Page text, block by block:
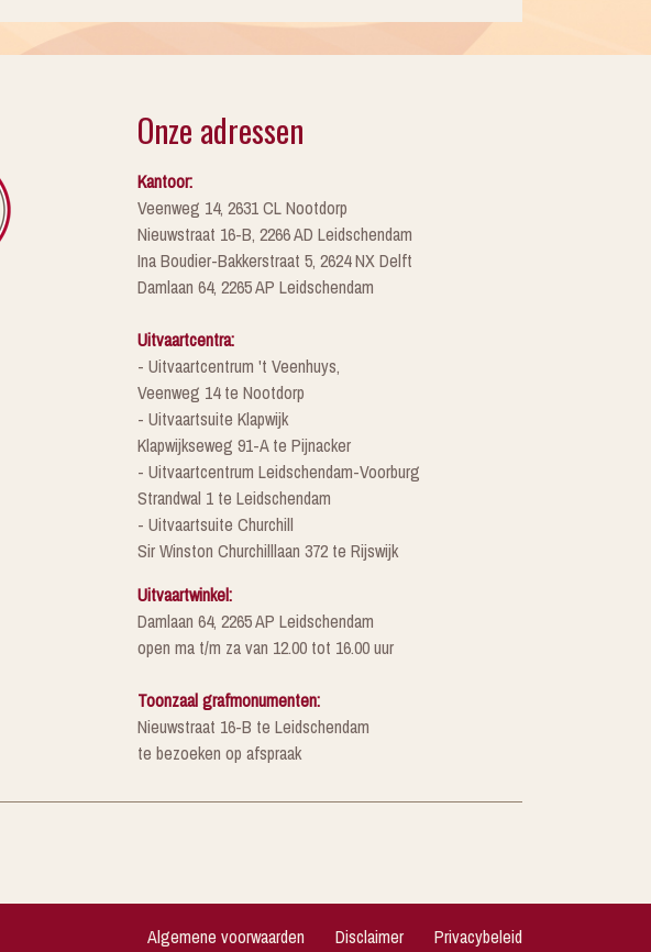
Onze adressen
Kantoor:
Veenweg 14, 2631 CL Nootdorp
Nieuwstraat 16-B, 2266 AD Leidschendam
Ina Boudier-Bakkerstraat 5, 2624 NX Delft
Damlaan 64, 2265 AP Leidschendam
Uitvaartcentra:
- Uitvaartcentrum 't Veenhuys,
Veenweg 14 te Nootdorp
- Uitvaartsuite Klapwijk
Klapwijkseweg 91-A te Pijnacker
- Uitvaartcentrum Leidschendam-Voorburg
Strandwal 1 te Leidschendam
- Uitvaartsuite Churchill
Sir Winston Churchilllaan 372 te Rijswijk
Uitvaartwinkel:
Damlaan 64, 2265 AP Leidschendam
open ma t/m za van 12.00 tot 16.00 uur
Toonzaal grafmonumenten:
Nieuwstraat 16-B te Leidschendam
te bezoeken op afspraak
Algemene voorwaarden Disclaimer Privacybeleid